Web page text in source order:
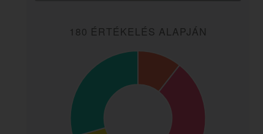
180 ÉRTÉKELÉS ALAPJÁN